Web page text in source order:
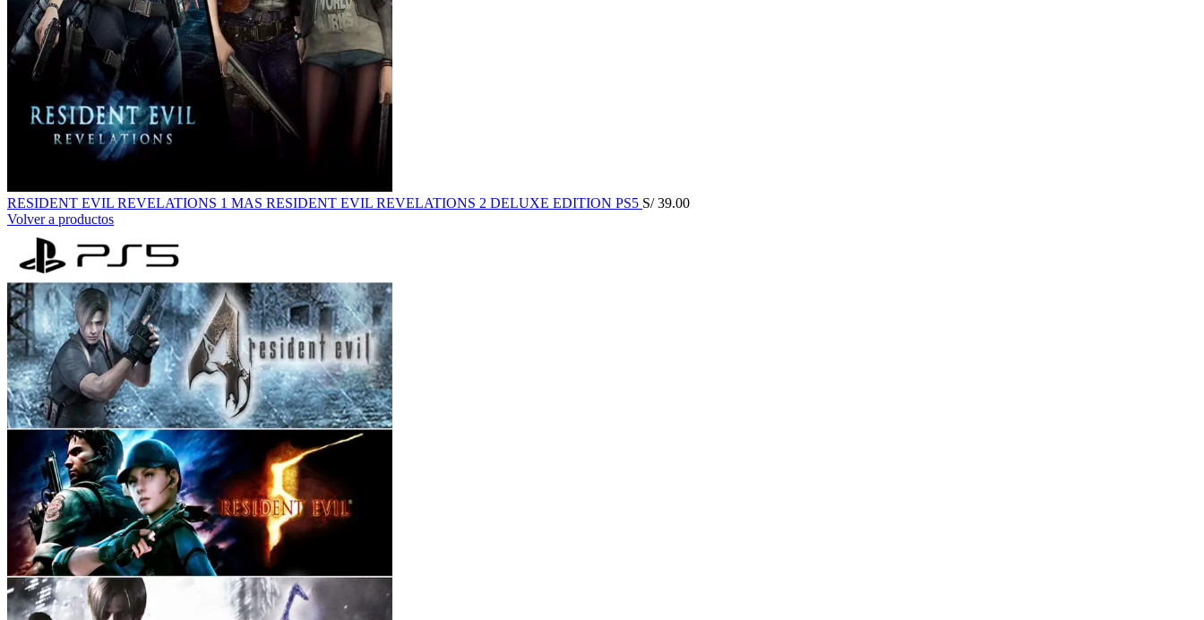
RESIDENT EVIL REVELATIONS 1 MAS RESIDENT EVIL REVELATIONS 2 DELUXE EDITION PS5 S/39.00
Volver a productos